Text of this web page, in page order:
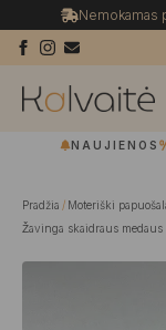
Nemokamas
NAUJIENOS
Pradžia Moteriški
Žavinga skaidraus